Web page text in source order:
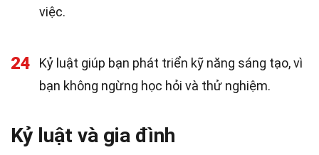
việc.
24
Kỷ luật giúp bạn phát triển kỹ năng sáng tạo, vì
bạn không ngừng học hỏi và thử nghiệm.
Kỷ luật và gia đình